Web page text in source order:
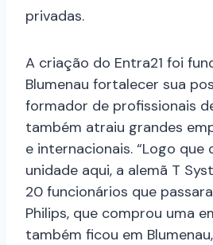
privadas.
A criação do Entra21 foi
Blumenau fortalecer sua
formador de profissionais
também atraiu grandes
e internacionais. “Logo que
unidade aqui, a alemã T
20 funcionários que
Philips, que comprou uma
também ficou em